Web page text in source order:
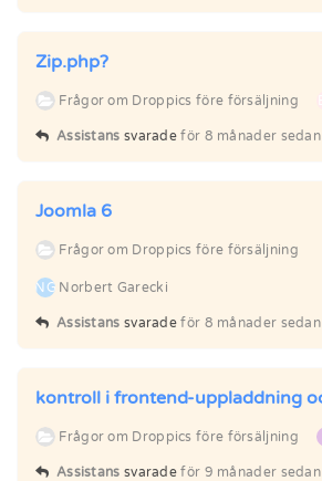
Zip.php?
Frågor om Droppics före försäljning
Assistans svaradeför 8 månader sedan
Joomla 6
Frågor om Droppics före försäljning
NG Norbert Garecki
Assistans svaradeför 8 månader sedan
Frågor om Droppics före försäljning
Assistans svaradeför 9 månader sedan